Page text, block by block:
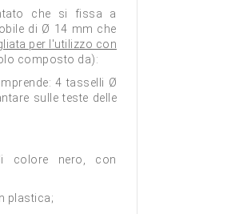
che si fissa a
di Ø 14 mm che
per l'utilizzo con
composto da):
4 tasselli Ø
sulle teste delle
colore nero, con
plastica;